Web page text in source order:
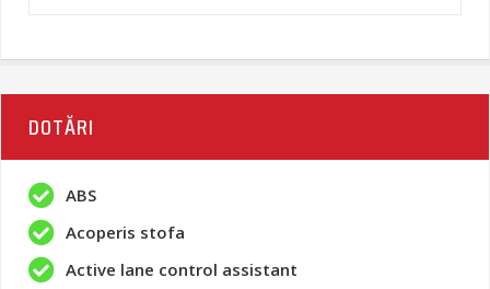
DOTĂRI
ABS
Acoperis stofa
Active lane control assistant